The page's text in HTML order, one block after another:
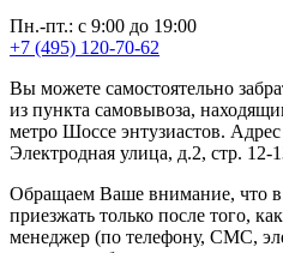
Пн.-пт.: с 9:00 до 19:00
+7 (495) 120-70-62
Вы можете самостоятельно
из пункта самовывоза,
метро Шоссе энтузиастов.
Электродная улица, д.2, стр. 12-
Обращаем Ваше внимание, что
приезжать только после того,
менеджер (по телефону, СМС,